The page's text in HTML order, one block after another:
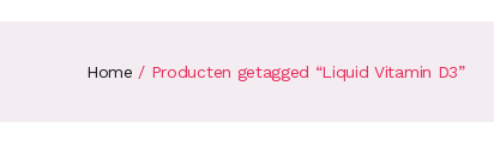
Home / Producten getagged “Liquid Vitamin D3”